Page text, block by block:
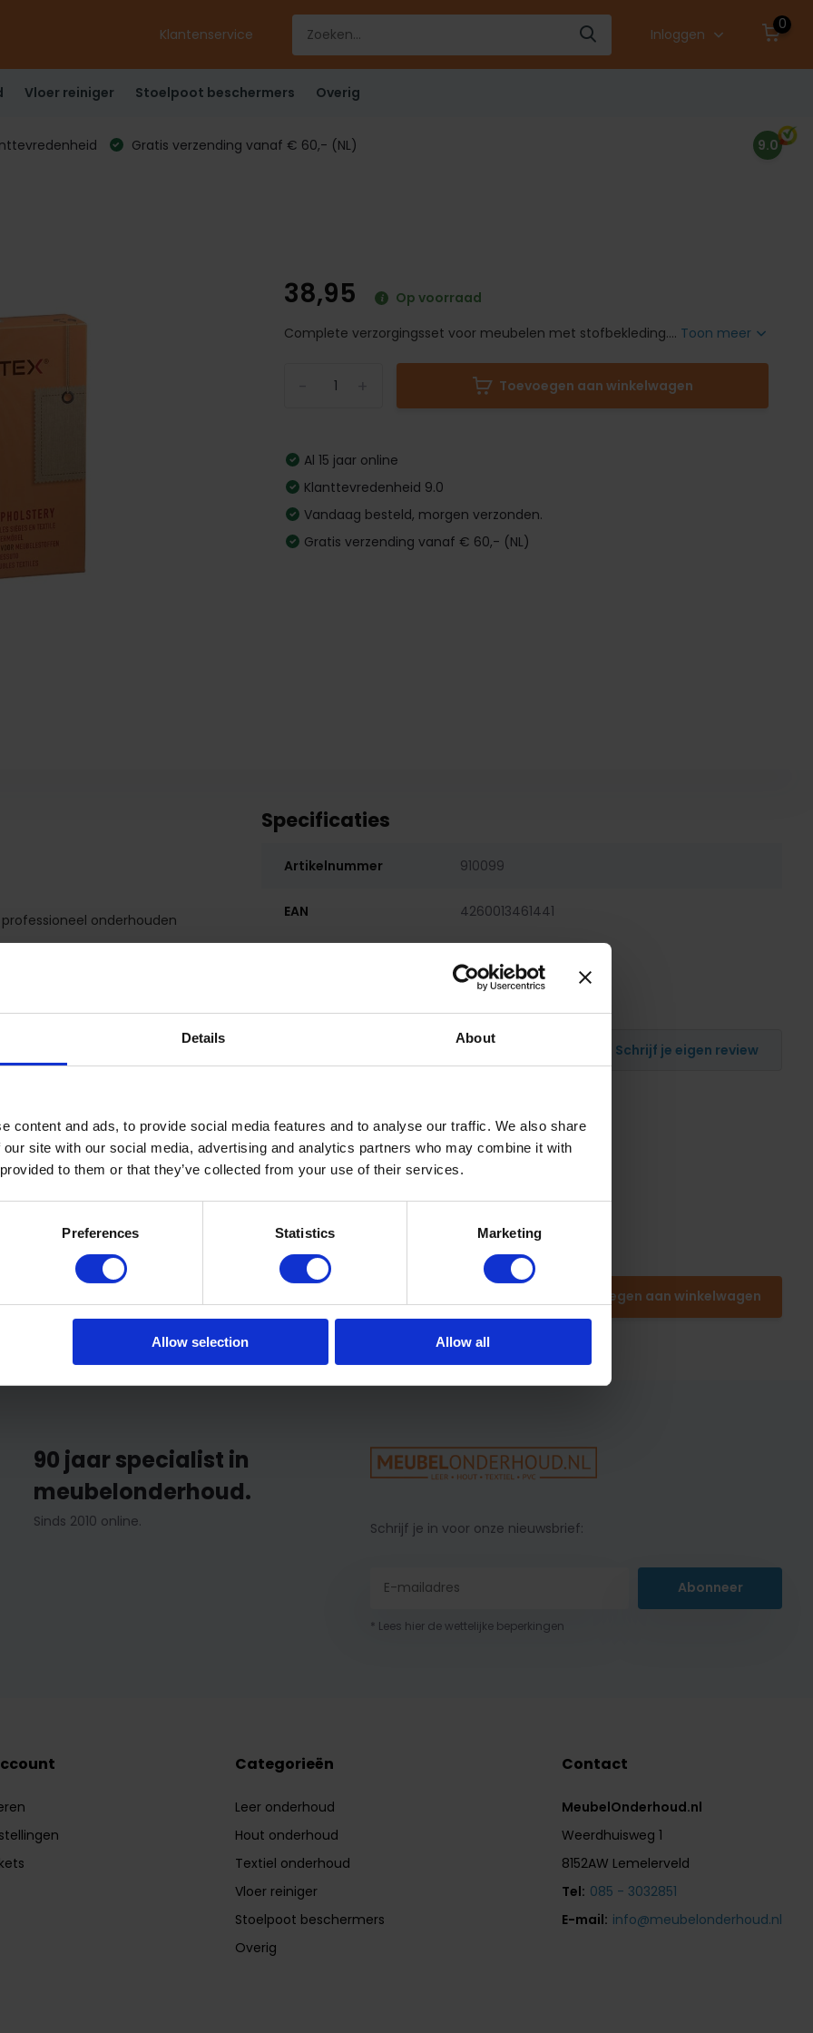
Details About
content and ads, to provide social media features and to analyse our traffic. We also share
site with our social media, advertising and analytics partners who may combine it with
to them or that they’ve collected from your use of their services.
Preferences Statistics Marketing
Allow selection Allow all
Klantenservice Inloggen
0
Vloer reiniger Stoelpoot beschermers Overig
Gratis verzending vanaf € 60,- (NL) 9.0
38,95
Op voorraad
Complete verzorgingsset voor meubelen met stofbekleding.... Toon meer
Toevoegen aan winkelwagen
Al 15 jaar online
Klanttevredenheid 9.0
Vandaag besteld, morgen verzonden.
Gratis verzending vanaf € 60,- (NL)
onderhouden
belangrijk is om het
met de impregneer
Zonder zeep, alleen
kan worden verwijderd
adviseren we dePURATEX
vlekken gebruikt u de
LCK adviseert om uw
af me de vochtige
reiniger en met de
Specificaties
Artikelnummer 910099
EAN 4260013461441
Schrijf je eigen review
Toevoegen aan winkelwagen
90 jaar specialist in
meubelonderhoud.
Sinds 2010 online. Schrijf je in voor onze nieuwsbrief:
Abonneer
* Lees hier de wettelijke beperkingen
Categorieën
Leer onderhoud
Hout onderhoud
Textiel onderhoud
Vloer reiniger
Stoelpoot beschermers
Overig
Contact
MeubelOnderhoud.nl
Weerdhuisweg 1
8152AW Lemelerveld
Tel: 085 - 3032851
E-mail: info@meubelonderhoud.nl